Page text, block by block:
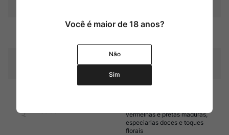
18 meses em barricas de
Temperatura 16oC – 18oC
vermelhas e pretas maduras,
especiarias doces e toques
florais
Você é maior de 18 anos?
Não
Sim